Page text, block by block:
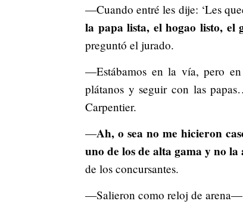
—Cuando entré les dije: ‘Les
la papa lista, el hogao listo, el
preguntó el jurado.
—Estábamos en la vía, pero
plátanos y seguir con las
Carpentier.
—Ah, o sea no me hicieron
uno de los de alta gama y no
de los concursantes.
—Salieron como reloj de arena—